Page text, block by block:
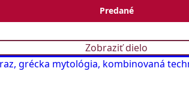
Predané
Zobraziť dielo